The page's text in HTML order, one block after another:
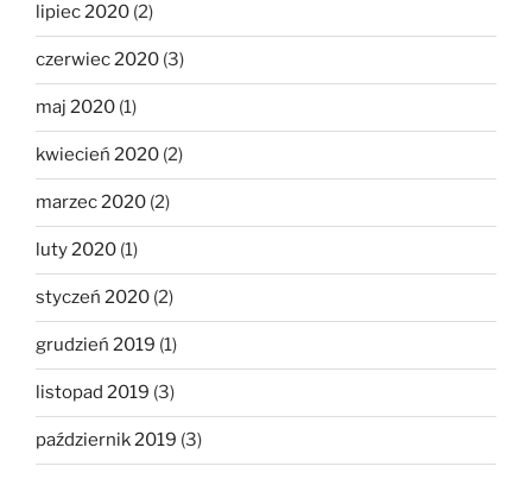
lipiec 2020 (2)
czerwiec 2020 (3)
maj 2020 (1)
kwiecień 2020 (2)
marzec 2020 (2)
luty 2020 (1)
styczeń 2020 (2)
grudzień 2019 (1)
listopad 2019 (3)
październik 2019 (3)